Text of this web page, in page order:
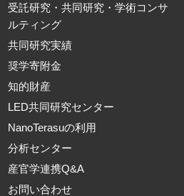
受託研究・共同研究・学術コンサ
ルティング
共同研究実績
奨学寄附金
知的財産
LED共同研究センター
NanoTerasuの利用
分析センター
産官学連携Q&A
お問い合わせ